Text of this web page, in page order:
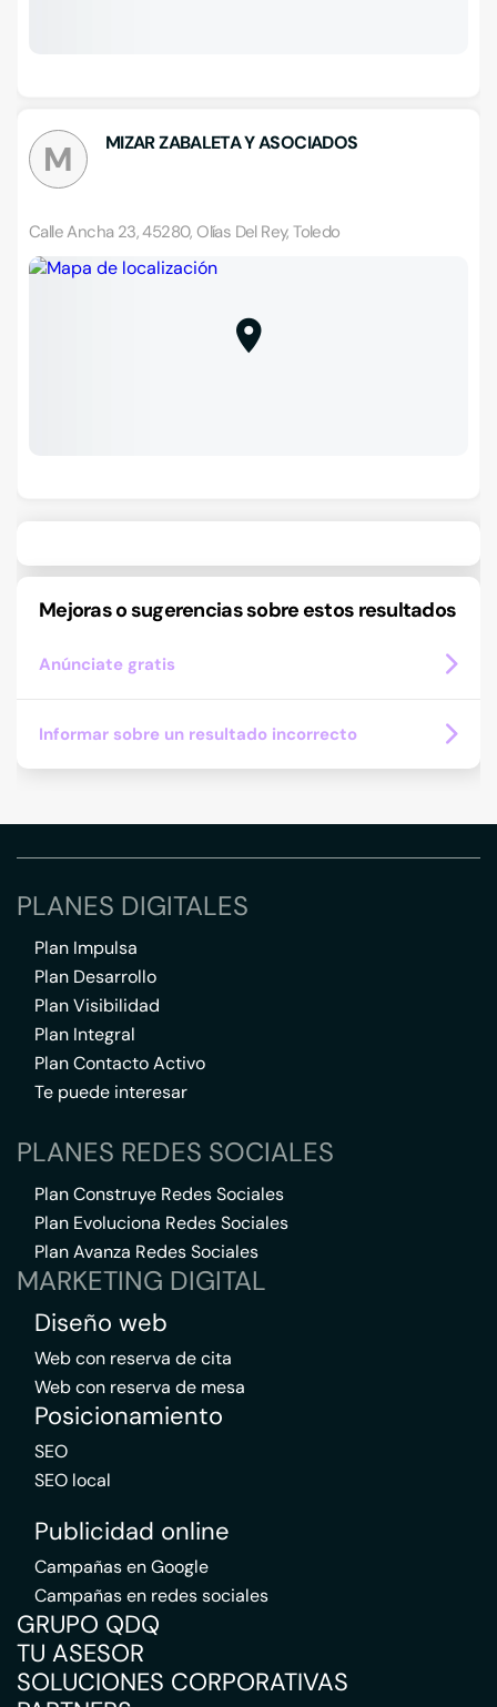
M MIZAR ZABALETA Y ASOCIADOS
Calle Ancha 23, 45280, Olías Del Rey, Toledo
Mejoras o sugerencias sobre estos resultados
Anúnciate gratis
Informar sobre un resultado incorrecto
PLANES DIGITALES
Plan Impulsa
Plan Desarrollo
Plan Visibilidad
Plan Integral
Plan Contacto Activo
Te puede interesar
PLANES REDES SOCIALES
Plan Construye Redes Sociales
Plan Evoluciona Redes Sociales
Plan Avanza Redes Sociales
MARKETING DIGITAL
Diseño web
Web con reserva de cita
Web con reserva de mesa
Posicionamiento
SEO
SEO local
Publicidad online
Campañas en Google
Campañas en redes sociales
GRUPO QDQ
TU ASESOR
SOLUCIONES CORPORATIVAS